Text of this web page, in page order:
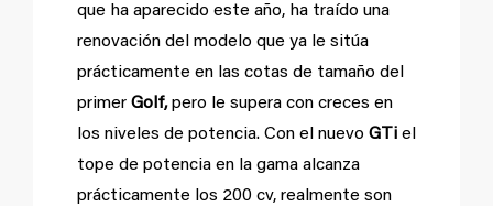
que ha aparecido este año, ha traído una
renovación del modelo que ya le sitúa
prácticamente en las cotas de tamaño del
primer Golf,pero le supera con creces en
los niveles de potencia. Con el nuevo GTi el
tope de potencia en la gama alcanza
prácticamente los 200 cv, realmente son